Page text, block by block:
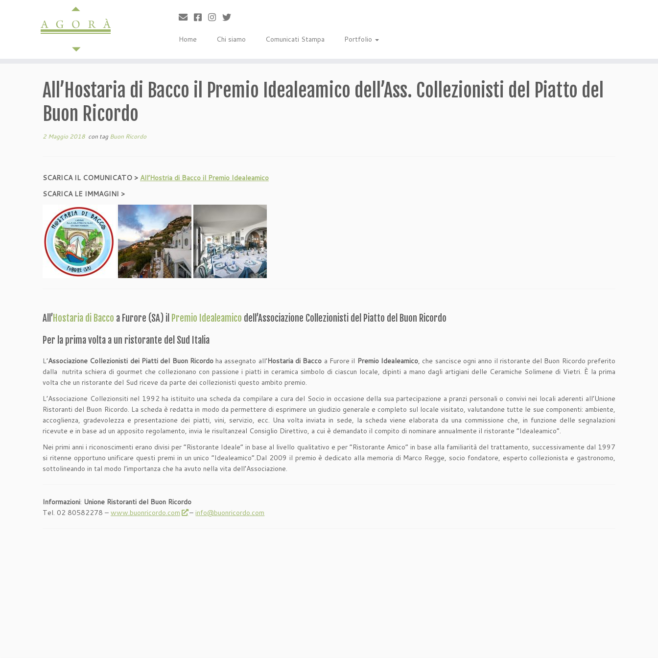
Home
Chi siamo Comunicati Stampa Portfolio
All’Hostaria di Bacco il Premio Idealeamico dell’Ass. Collezionisti del Piatto del
Buon Ricordo
2 Maggio 2018 con tagBuon Ricordo
SCARICA IL COMUNICATO > All’Hostria di Bacco il Premio Idealeamico
SCARICA LE IMMAGINI >
All’Hostaria di Bacco a Furore (SA) il Premio Idealeamico dell’Associazione Collezionisti del Piatto del Buon Ricordo
Per la prima volta a un ristorante del Sud Italia
L’Associazione Collezionisti dei Piatti del Buon Ricordoha assegnato all’Hostaria di Bacco a Furore il Premio Idealeamico, che sancisce ogni anno il ristorante del Buon Ricordo preferito
dalla nutrita schiera di gourmet che collezionano con passione i piatti in ceramica simbolo di ciascun locale, dipinti a mano dagli artigiani delle Ceramiche Solimene di Vietri. È la prima
volta che un ristorante del Sud riceve da parte dei collezionisti questo ambito premio.
L’Associazione Collezionsiti nel 1992 ha istituito una scheda da compilare a cura del Socio in occasione della sua partecipazione a pranzi personali o convivi nei locali aderenti all’Unione
Ristoranti del Buon Ricordo. La scheda è redatta in modo da permettere di esprimere un giudizio generale e completo sul locale visitato, valutandone tutte le sue componenti: ambiente,
accoglienza, gradevolezza e presentazione dei piatti, vini, servizio, ecc. Una volta inviata in sede, la scheda viene elaborata da una commissione che, in funzione delle segnalazioni
ricevute e in base ad un apposito regolamento, invia le risultanzeal Consiglio Direttivo, a cui è demandato il compito di nominare annualmente il ristorante “Idealeamico”.
Nei primi anni i riconoscimenti erano divisi per “Ristorante Ideale” in base al livello qualitativo e per “Ristorante Amico” in base alla familiarità del trattamento, successivamente dal 1997
si ritenne opportuno unificare questi premi in un unico “Idealeamico”.Dal 2009 il premio è dedicato alla memoria di Marco Regge, socio fondatore, esperto collezionista e gastronomo,
sottolineando in tal modo l’importanza che ha avuto nella vita dell’Associazione.
Informazioni: Unione Ristoranti del Buon Ricordo
Tel. 02 80582278 – www.buonricordo.com – info@buonricordo.com